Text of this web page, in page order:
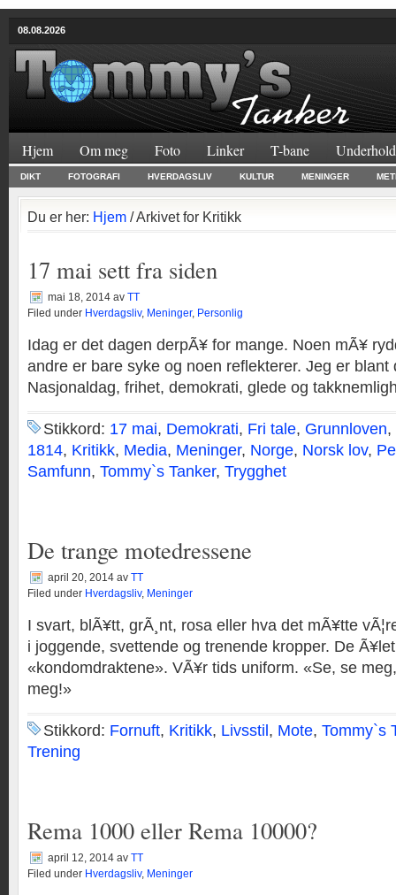
08.08.2026
Hjem Om meg Foto Linker T-bane
DIKT FOTOGRAFI HVERDAGSLIV KULTUR MENINGER
Du er her: Hjem / Arkivet for Kritikk
17 mai sett fra siden
mai 18, 2014 av TT
Filed under Hverdagsliv, Meninger, Personlig
Idag er det dagen derpÃ¥ for mange. Noen mÃ¥
andre er bare syke og noen reflekterer. Jeg er blant
Nasjonaldag, frihet, demokrati, glede og
Stikkord: 17 mai, Demokrati, Fri tale, Grunnloven,
1814, Kritikk, Media, Meninger, Norge, Norsk lov,
Samfunn, Tommy`s Tanker, Trygghet
De trange motedressene
april 20, 2014 av TT
Filed under Hverdagsliv, Meninger
I svart, blÃ¥tt, grÃ¸nt, rosa eller hva det mÃ¥tte
i joggende, svettende og trenende kropper. De
«kondomdraktene». VÃ¥r tids uniform. «Se, se
meg!»
Stikkord: Fornuft, Kritikk, Livsstil , Mote, Tommy`s
Trening
Rema 1000 eller Rema 10000?
april 12, 2014 av TT
Filed under Hverdagsliv, Meninger